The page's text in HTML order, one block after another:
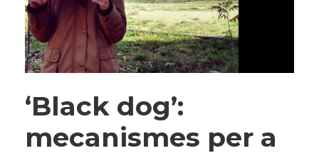
‘Black dog’:
mecanismes per a